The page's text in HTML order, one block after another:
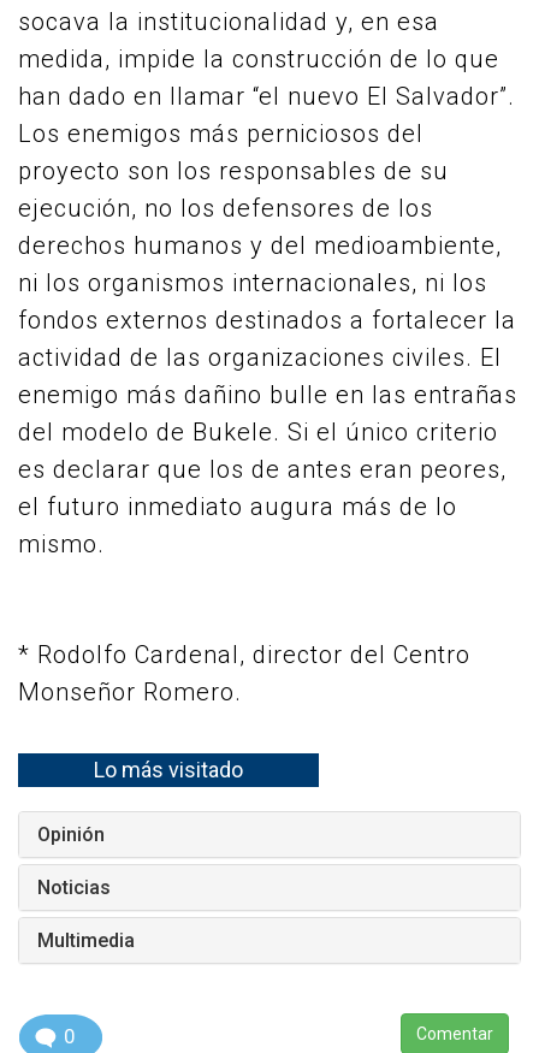
socava la institucionalidad y, en esa
medida, impide la construcción de lo que
han dado en llamar “el nuevo El Salvador”.
Los enemigos más perniciosos del
proyecto son los responsables de su
ejecución, no los defensores de los
derechos humanos y del medioambiente,
ni los organismos internacionales, ni los
fondos externos destinados a fortalecer la
actividad de las organizaciones civiles. El
enemigo más dañino bulle en las entrañas
del modelo de Bukele. Si el único criterio
es declarar que los de antes eran peores,
el futuro inmediato augura más de lo
mismo.
* Rodolfo Cardenal, director del Centro
Monseñor Romero.
Lo más visitado
Opinión
Noticias
Multimedia
0 Comentar